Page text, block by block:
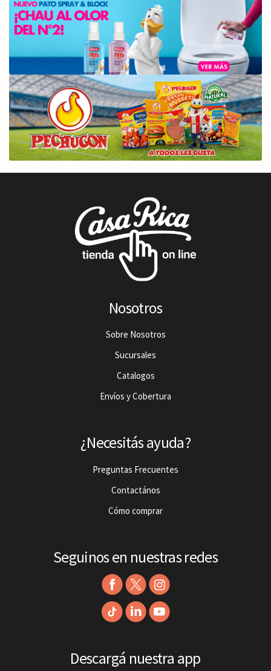
Nosotros
Sobre Nosotros
Sucursales
Catalogos
Envíos y Cobertura
¿Necesitás ayuda?
Preguntas Frecuentes
Contactános
Cómo comprar
Seguinos en nuestras redes
Descargá nuestra app